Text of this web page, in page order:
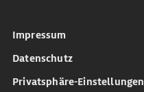
Impressum
Datenschutz
Privatsphäre-Einstellungen